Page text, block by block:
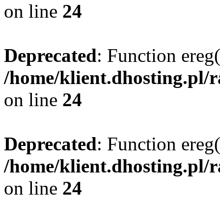
on line 24
Deprecated: Function
/home/klient.dhosting.pl/
on line 24
Deprecated: Function
/home/klient.dhosting.pl/
on line 24